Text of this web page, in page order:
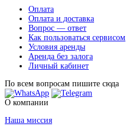
Оплата
Оплата и доставка
Вопрос — ответ
Как пользоваться сервисом
Условия аренды
Аренда без залога
Личный кабинет
По всем вопросам пишите сюда
О компании
Наша миссия